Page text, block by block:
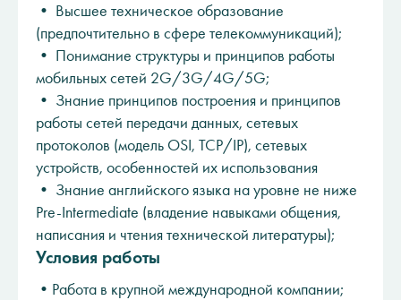
• Высшее техническое образование
(предпочтительно в сфере телекоммуникаций);
• Понимание структуры и принципов работы
мобильных сетей 2G/3G/4G/5G;
• Знание принципов построения и принципов
работы сетей передачи данных, сетевых
протоколов (модель OSI, TCP/IP), сетевых
устройств, особенностей их использования
• Знание английского языка на уровне не ниже
Pre-Intermediate (владение навыками общения,
написания и чтения технической литературы);
Условия работы
•Работа в крупной международной компании;